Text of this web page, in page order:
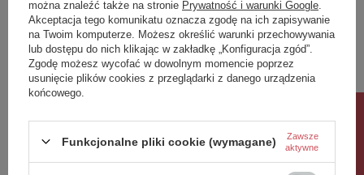
najciekawsze pytania i odpowiedzi publikując
dla innych.
Zadaj pytanie
Napisz swoją opinię
5/5
można znaleźć także na stronie Prywatność i warunki Google
Akceptacja tego komunikatu oznacza zgodę na ich zapisywanie
na Twoim komputerze. Możesz określić warunki przechowywania
lub dostępu do nich klikając w zakładkę „Konfiguracja zgód”.
Zgodę możesz wycofać w dowolnym momencie poprzez
usunięcie plików cookies z przeglądarki z danego urządzenia
końcowego.
Funkcjonalne pliki cookie (wymagane)
Zawsze
aktywne